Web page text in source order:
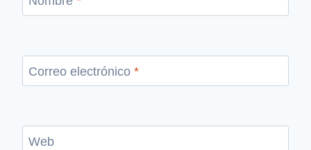
Correo electrónico *
Web